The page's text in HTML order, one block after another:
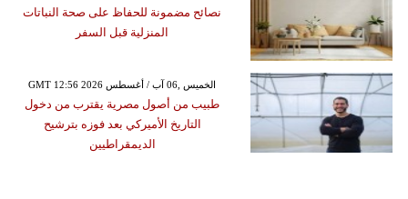
نصائح مضمونة للحفاظ على صحة النباتات
المنزلية قبل السفر
GMT 12:56 2026 الخميس ,06 آب / أغسطس
طبيب من أصول مصرية يقترب من دخول
التاريخ الأميركي بعد فوزه بترشيح
الديمقراطيين